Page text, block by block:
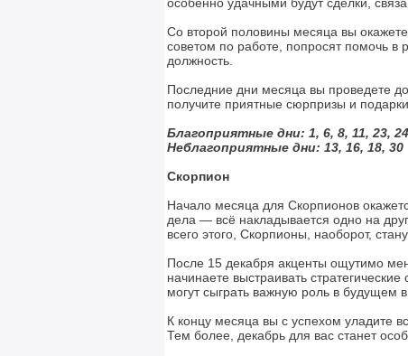
Со второй половины месяца вы
советом по работе, попросят помочь
должность.
Последние дни месяца вы проведете
получите приятные сюрпризы и
Благоприятные дни: 1, 6, 8, 11, 23,
Неблагоприятные дни: 13, 16, 18, 30
Скорпион
Начало месяца для Скорпионов
дела — всё накладывается одно на
всего этого, Скорпионы, наоборот,
После 15 декабря акценты ощутимо
начинаете выстраивать
могут сыграть важную роль в будущем
К концу месяца вы с успехом уладите
Тем более, декабрь для вас станет